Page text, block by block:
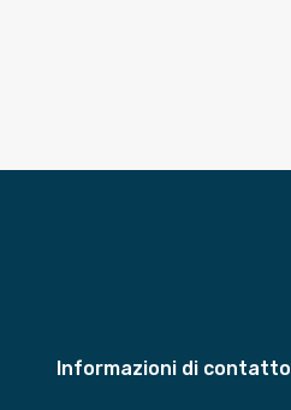
Informazioni di contatto